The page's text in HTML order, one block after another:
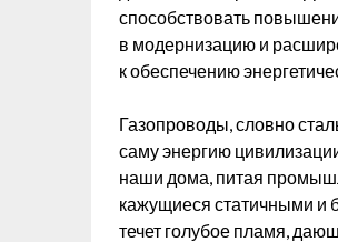
способствовать
в модернизацию и
к обеспечению
Газопроводы, словно
саму энергию
наши дома, питая
кажущиеся статичными и
течет голубое пламя,